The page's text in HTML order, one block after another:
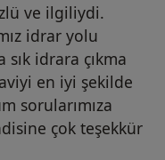
ve ilgiliydi.
idrar yolu
idrara çıkma
en iyi şekilde
sorularımıza
çok teşekkür